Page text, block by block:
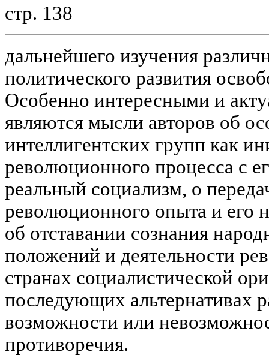
стр. 138
дальнейшего изучения
политического развития
Особенно интересными и
являются мысли авторов об
интеллигентских групп как
революционного процесса с
реальный социализм, о
революционного опыта и его
об отставании сознания
положений и деятельности
странах социалистической
последующих альтернативах
возможности или
противоречия.